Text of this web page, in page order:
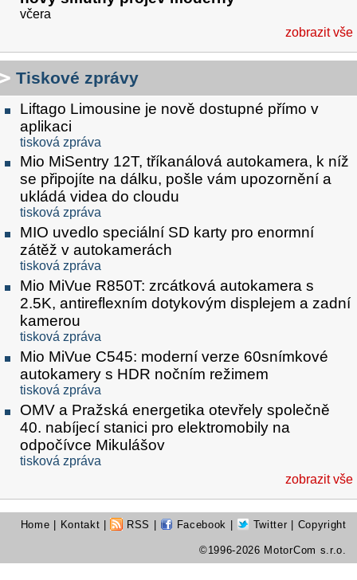
včera
zobrazit vše
Tiskové zprávy
Liftago Limousine je nově dostupné přímo v
aplikaci
tisková zpráva
Mio MiSentry 12T, tříkanálová autokamera, k níž
se připojíte na dálku, pošle vám upozornění a
ukládá videa do cloudu
tisková zpráva
MIO uvedlo speciální SD karty pro enormní
zátěž v autokamerách
tisková zpráva
Mio MiVue R850T: zrcátková autokamera s
2.5K, antireflexním dotykovým displejem a zadní
kamerou
tisková zpráva
Mio MiVue C545: moderní verze 60snímkové
autokamery s HDR nočním režimem
tisková zpráva
OMV a Pražská energetika otevřely společně
40. nabíjecí stanici pro elektromobily na
odpočívce Mikulášov
tisková zpráva
zobrazit vše
Home | Kontakt | RSS | Facebook | Twitter | Copyright
©1996-2026 MotorCom s.r.o.